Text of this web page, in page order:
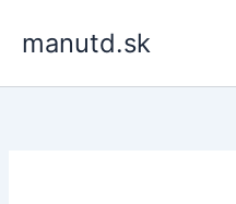
manutd.sk